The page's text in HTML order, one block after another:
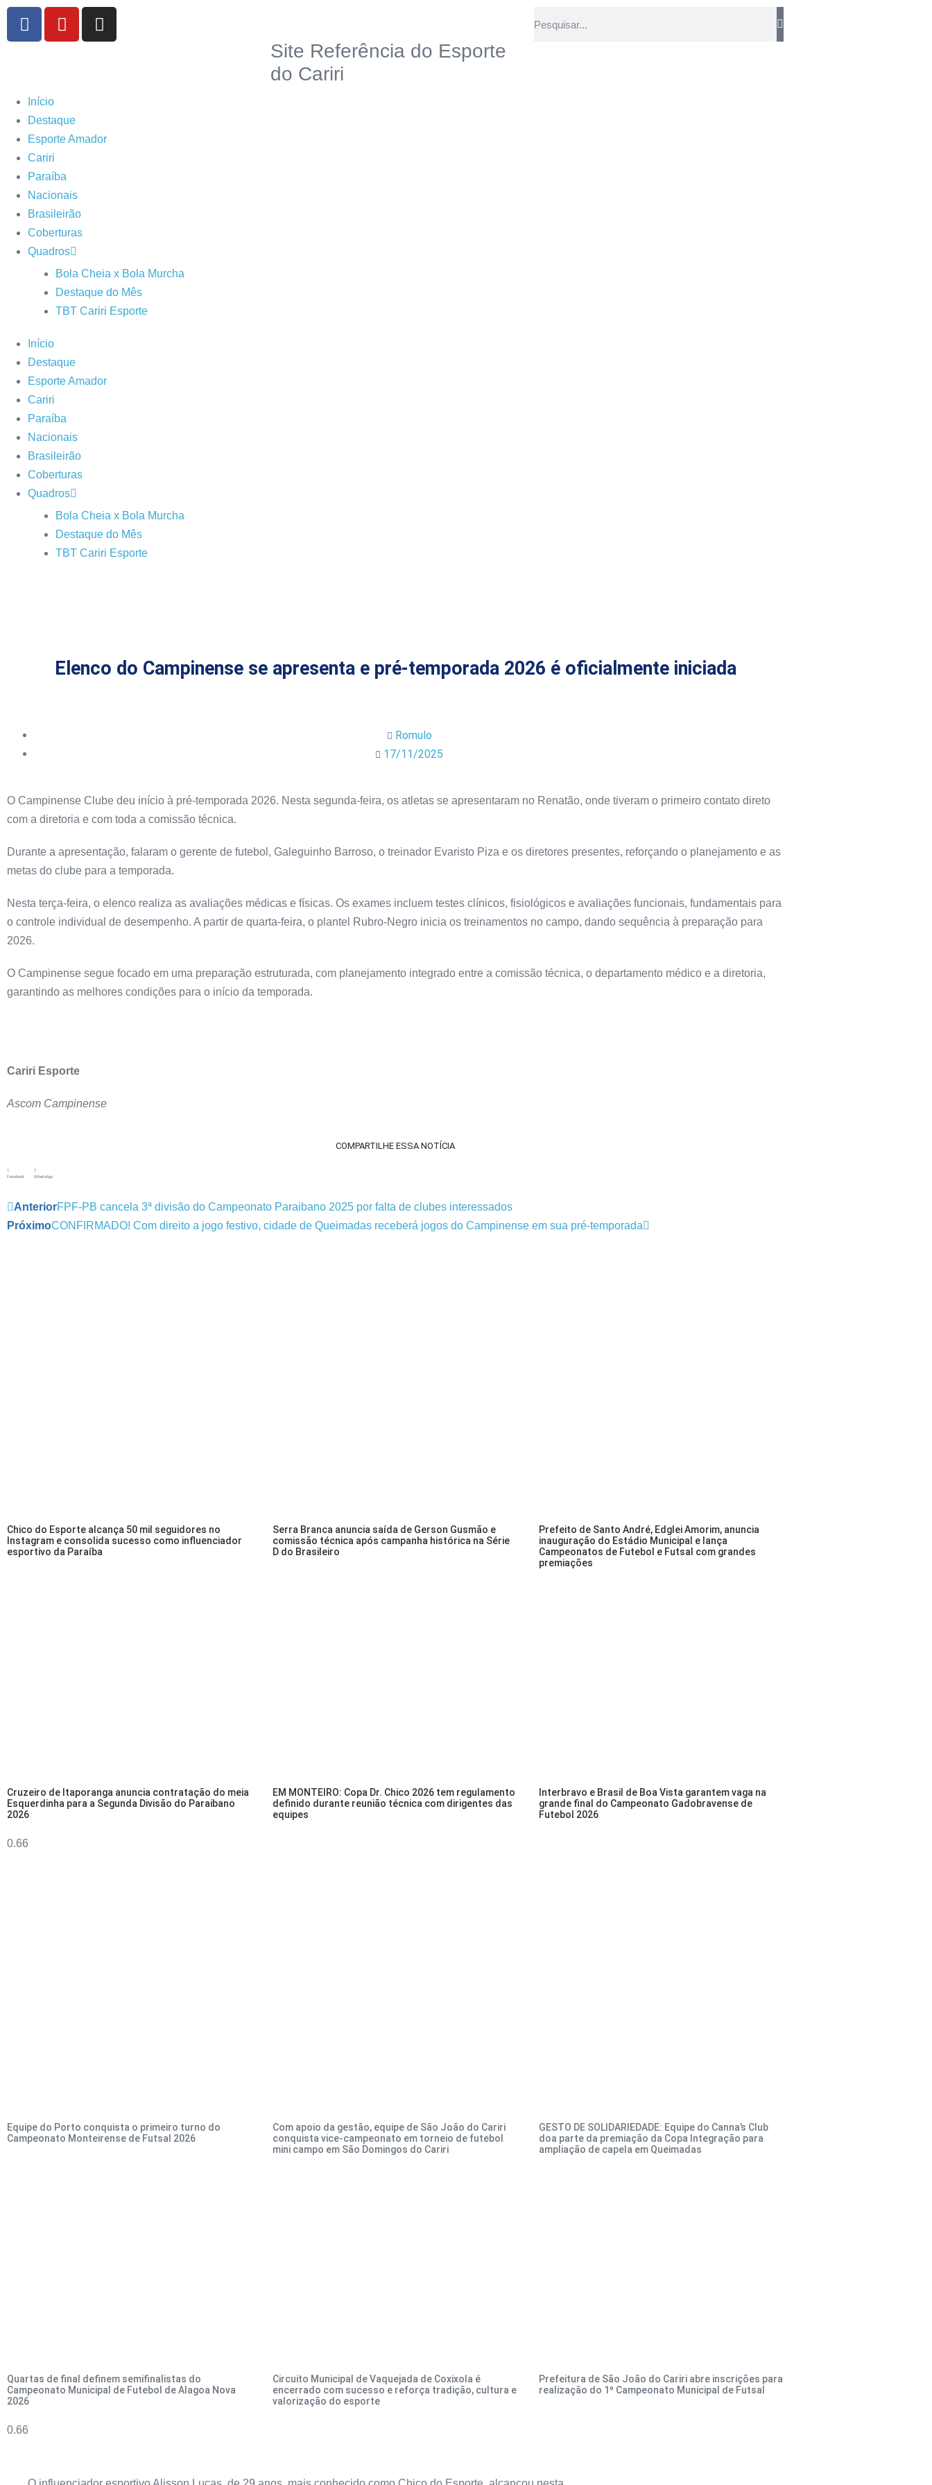
Site Referência do Esporte
do Cariri
Início
Destaque
Esporte Amador
Cariri
Paraíba
Nacionais
Brasileirão
Coberturas
Quadros
Bola Cheia x Bola Murcha
Destaque do Mês
TBT Cariri Esporte
Início
Destaque
Esporte Amador
Cariri
Paraíba
Nacionais
Brasileirão
Coberturas
Quadros
Bola Cheia x Bola Murcha
Destaque do Mês
TBT Cariri Esporte
Elenco do Campinense se apresenta e pré-temporada 2026 é oficialmente iniciada
Romulo
17/11/2025
O Campinense Clube deu início à pré-temporada 2026. Nesta segunda-feira, os atletas se apresentaram no Renatão, onde tiveram o primeiro contato direto
com a diretoria e com toda a comissão técnica.
Durante a apresentação, falaram o gerente de futebol, Galeguinho Barroso, o treinador Evaristo Piza e os diretores presentes, reforçando o planejamento e as
metas do clube para a temporada.
Nesta terça-feira, o elenco realiza as avaliações médicas e físicas. Os exames incluem testes clínicos, fisiológicos e avaliações funcionais, fundamentais para
o controle individual de desempenho. A partir de quarta-feira, o plantel Rubro-Negro inicia os treinamentos no campo, dando sequência à preparação para
2026.
O Campinense segue focado em uma preparação estruturada, com planejamento integrado entre a comissão técnica, o departamento médico e a diretoria,
garantindo as melhores condições para o início da temporada.
Cariri Esporte
Ascom Campinense
COMPARTILHE ESSA NOTÍCIA
Facebook WhatsApp
AnteriorFPF-PB cancela 3ª divisão do Campeonato Paraibano 2025 por falta de clubes interessados
PróximoCONFIRMADO! Com direito a jogo festivo, cidade de Queimadas receberá jogos do Campinense em sua pré-temporada
Chico do Esporte alcança 50 mil seguidores no
Instagram e consolida sucesso como influenciador
esportivo da Paraíba
Serra Branca anuncia saída de Gerson Gusmão e
comissão técnica após campanha histórica na Série
D do Brasileiro
Prefeito de Santo André, Edglei Amorim, anuncia
inauguração do Estádio Municipal e lança
Campeonatos de Futebol e Futsal com grandes
premiações
Cruzeiro de Itaporanga anuncia contratação do meia
Esquerdinha para a Segunda Divisão do Paraibano
2026
EM MONTEIRO: Copa Dr. Chico 2026 tem regulamento
definido durante reunião técnica com dirigentes das
equipes
Interbravo e Brasil de Boa Vista garantem vaga na
grande final do Campeonato Gadobravense de
Futebol 2026
Equipe do Porto conquista o primeiro turno do
Campeonato Monteirense de Futsal 2026
Com apoio da gestão, equipe de São João do Cariri
conquista vice-campeonato em torneio de futebol
mini campo em São Domingos do Cariri
GESTO DE SOLIDARIEDADE: Equipe do Canna’s Club
doa parte da premiação da Copa Integração para
ampliação de capela em Queimadas
Quartas de final definem semifinalistas do
Campeonato Municipal de Futebol de Alagoa Nova
2026
Circuito Municipal de Vaquejada de Coxixola é
encerrado com sucesso e reforça tradição, cultura e
valorização do esporte
Prefeitura de São João do Cariri abre inscrições para
realização do 1º Campeonato Municipal de Futsal